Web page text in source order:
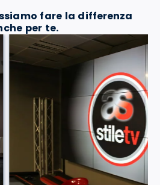
fare la differenza
per te.